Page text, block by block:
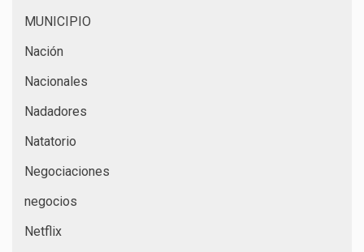
MUNICIPIO
Nación
Nacionales
Nadadores
Natatorio
Negociaciones
negocios
Netflix